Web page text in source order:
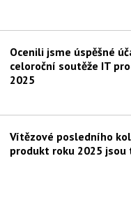
Ocenili jsme úspěšné
celoroční soutěže IT
2025
Vítězové posledního
produkt roku 2025 jsou